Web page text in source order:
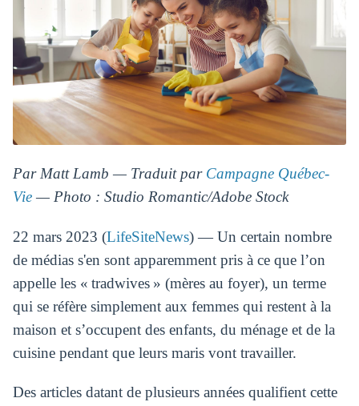
Par Matt Lamb — Traduit par Campagne Québec-
Vie— Photo : Studio Romantic/Adobe Stock
22 mars 2023 (LifeSiteNews) — Un certain nombre
de médias s'en sont apparemment pris à ce que l’on
appelle les « tradwives » (mères au foyer), un terme
qui se réfère simplement aux femmes qui restent à la
maison et s’occupent des enfants, du ménage et de la
cuisine pendant que leurs maris vont travailler.
Des articles datant de plusieurs années qualifient cette